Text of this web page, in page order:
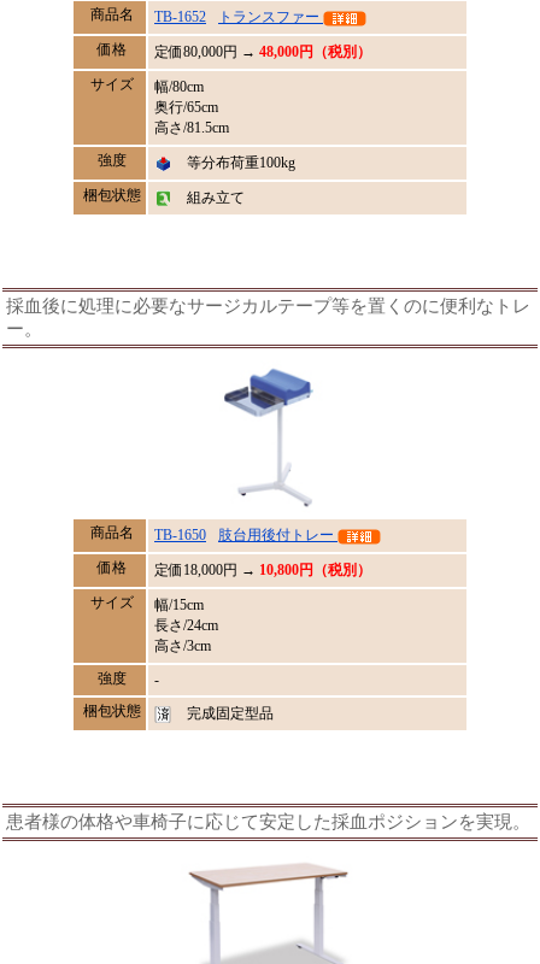
商品名 TB-1652
トランスファー
価格
定価80,000円 → 48,000円（税別）
サイズ
幅/80cm
奥行/65cm
高さ/81.5cm
強度
等分布荷重100kg
梱包状態
組み立て
採血後に処理に必要なサージカルテープ等を置くのに便利なトレ
ー。
商品名 TB-1650
肢台用後付トレー
価格
定価 18,000円 → 10,800円（税別）
サイズ
幅/15cm
長さ/24cm
高さ/3cm
強度
-
梱包状態
完成固定型品
患者様の体格や車椅子に応じて安定した採血ポジションを実現。